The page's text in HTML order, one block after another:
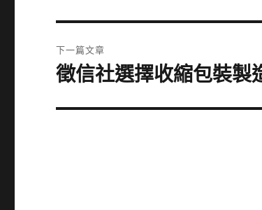
篇
文
章:
下一篇文章
下
篇
徵信社選擇收縮包裝製